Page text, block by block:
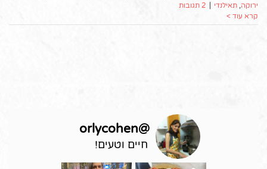
ירוקה, תאילנדי
2 תגובות
קרא עוד >
@
orlycohen
חיים וטעים!